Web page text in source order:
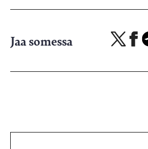
Jaa somessa
Jaa
Jaa